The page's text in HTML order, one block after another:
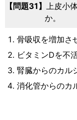
31
上皮小
か。
骨吸収を増加さ
ビタミンDを不
腎臓からのカル
消化管からのカ